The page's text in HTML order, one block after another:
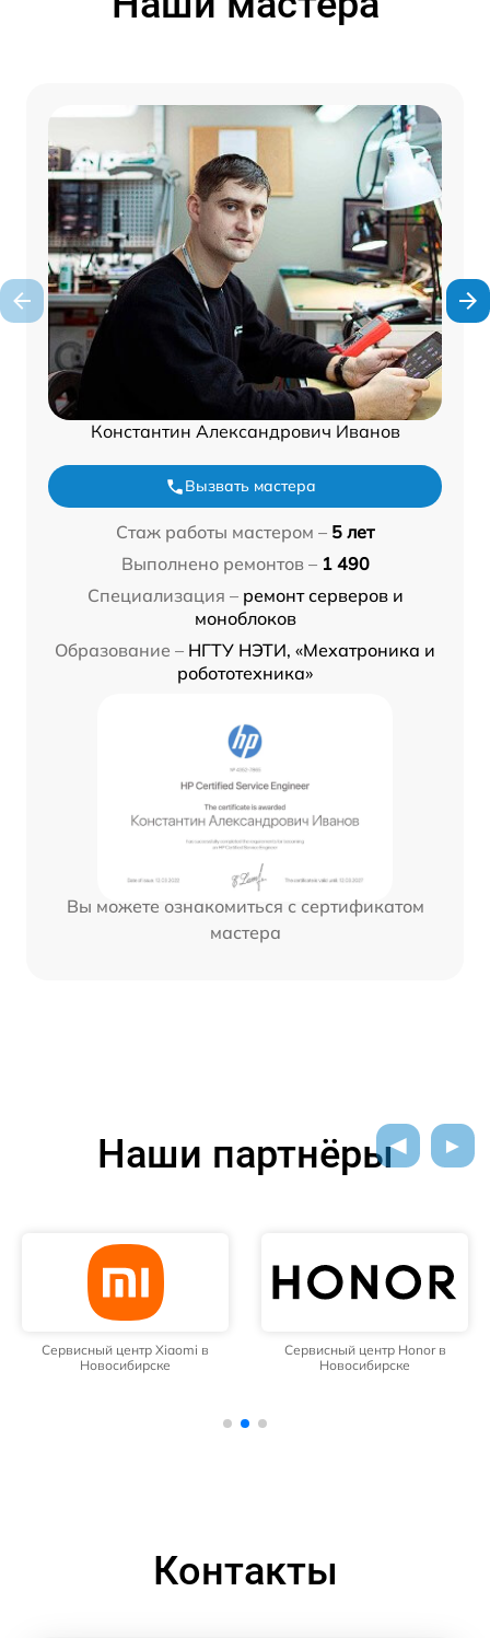
Константин Александрович Иванов
Вызвать мастера
Стаж работы мастером – 5 лет
Выполнено ремонтов – 1 490
Специализация – ремонт серверов и
моноблоков
Образование – НГТУ НЭТИ, «Мехатроника и
робототехника»
Вы можете ознакомиться с сертификатом
мастера
Наши партнёры
Сервисный центр Xiaomi в
Новосибирске
Сервисный центр Honor в
Новосибирске
Контакты